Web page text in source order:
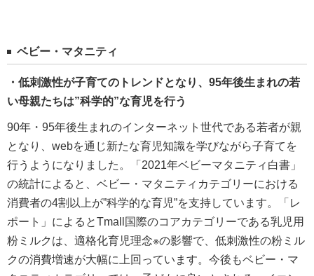
ベビー・マタニティ
・低刺激性が子育てのトレンドとなり、95年後生まれの若
い母親たちは”科学的”な育児を行う
90年・95年後生まれのインターネット世代である若者が親
となり、webを通じ新たな育児知識を学びながら子育てを
行うようになりました。「2021年ベビーマタニティ白書」
の統計によると、ベビー・マタニティカテゴリーにおける
消費者の4割以上が”科学的な育児”を支持しています。「レ
ポート」によるとTmall国際のコアカテゴリーである乳児用
粉ミルクは、適格化育児理念※の影響で、低刺激性の粉ミル
クの消費増速が大幅に上回っています。今後もベビー・マ